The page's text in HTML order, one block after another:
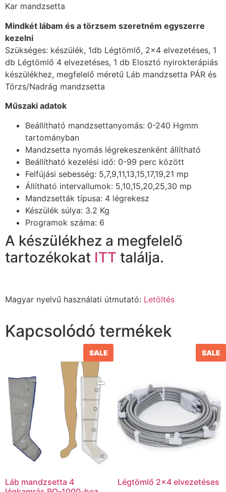
Kar mandzsetta
Mindkét lábam és a törzsem szeretném egyszerre
kezelni
Szükséges: készülék, 1db Légtömlő, 2×4 elvezetéses, 1
db Légtömlő 4 elvezetéses, 1 db Elosztó nyirokterápiás
készülékhez, megfelelő méretű Láb mandzsetta PÁR és
Törzs/Nadrág mandzsetta
Műszaki adatok
Beállítható mandzsettanyomás: 0-240 Hgmm
tartományban
Mandzsetta nyomás légrekeszenként állítható
Beállítható kezelési idő: 0-99 perc között
Felfújási sebesség: 5,7,9,11,13,15,17,19,21 mp
Állítható intervallumok: 5,10,15,20,25,30 mp
Mandzsetták típusa: 4 légrekesz
Készülék súlya: 3.2 Kg
Programok száma: 6
A készülékhez a megfelelő
tartozékokat ITT találja.
Magyar nyelvű használati útmutató: Letöltés
Kapcsolódó termékek
SALE
Láb mandzsetta 4
SALE
Légtömlő 2×4 elvezetéses